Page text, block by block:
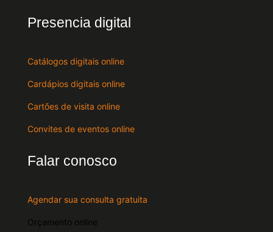
Presencia digital
Catálogos digitais online
Cardápios digitais online
Cartões de visita online
Convites de eventos online
Falar conosco
Agendar sua consulta gratuita
Orçamento online